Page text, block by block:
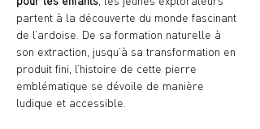
partent à la découverte du monde fascinant
de l’ardoise. De sa formation naturelle à
son extraction, jusqu’à sa transformation en
produit fini, l’histoire de cette pierre
emblématique se dévoile de manière
ludique et accessible.